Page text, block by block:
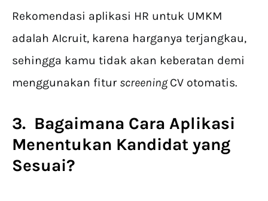
Rekomendasi aplikasi HR untuk UMKM
adalah AIcruit, karena harganya terjangkau,
sehingga kamu tidak akan keberatan demi
menggunakan fitur screeningCV otomatis.
3. Bagaimana Cara Aplikasi
Menentukan Kandidat yang
Sesuai?